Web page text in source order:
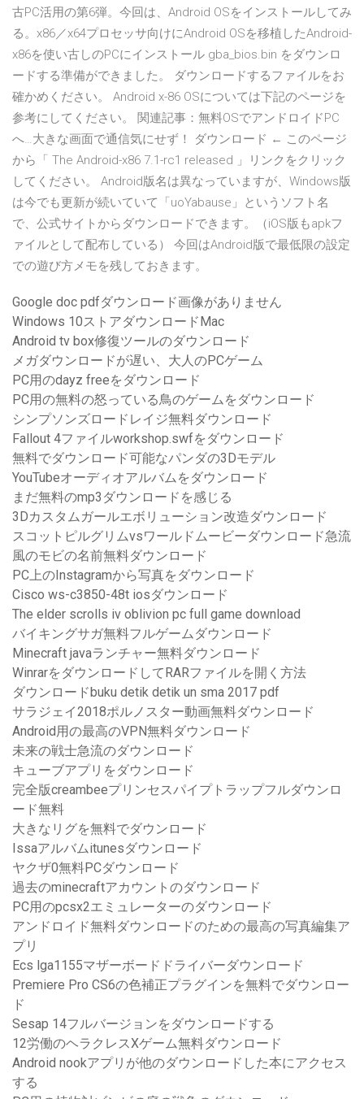
古PC活用の第6弾。今回は、Android OSをインストールしてみ
る。x86／x64プロセッサ向けにAndroid OSを移植したAndroid-
x86を使い古しのPCにインストール gba_bios.bin をダウンロ
ードする準備ができました。 ダウンロードするファイルをお
確かめください。 Android x-86 OSについては下記のページを
参考にしてください。 関連記事：無料OSでアンドロイドPC
へ…大きな画面で通信気にせず！ ダウンロード ← このページ
から「 The Android-x86 7.1-rc1 released 」リンクをクリック
してください。 Android版名は異なっていますが、Windows版
は今でも更新が続いていて「uoYabause」というソフト名
で、公式サイトからダウンロードできます。（iOS版もapkフ
ァイルとして配布している） 今回はAndroid版で最低限の設定
での遊び方メモを残しておきます。
Google doc pdfダウンロード画像がありません
Windows 10ストアダウンロードMac
Android tv box修復ツールのダウンロード
メガダウンロードが遅い、大人のPCゲーム
PC用のdayz freeをダウンロード
PC用の無料の怒っている鳥のゲームをダウンロード
シンプソンズロードレイジ無料ダウンロード
Fallout 4ファイルworkshop.swfをダウンロード
無料でダウンロード可能なパンダの3Dモデル
YouTubeオーディオアルバムをダウンロード
まだ無料のmp3ダウンロードを感じる
3Dカスタムガールエボリューション改造ダウンロード
スコットピルグリムvsワールドムービーダウンロード急流
風のモビの名前無料ダウンロード
PC上のInstagramから写真をダウンロード
Cisco ws-c3850-48t iosダウンロード
The elder scrolls iv oblivion pc full game download
バイキングサガ無料フルゲームダウンロード
Minecraft javaランチャー無料ダウンロード
WinrarをダウンロードしてRARファイルを開く方法
ダウンロードbuku detik detik un sma 2017 pdf
サラジェイ2018ポルノスター動画無料ダウンロード
Android用の最高のVPN無料ダウンロード
未来の戦士急流のダウンロード
キューブアプリをダウンロード
完全版creambeeプリンセスパイプトラップフルダウンロ
ード無料
大きなリグを無料でダウンロード
Issaアルバムitunesダウンロード
ヤクザ0無料PCダウンロード
過去のminecraftアカウントのダウンロード
PC用のpcsx2エミュレーターのダウンロード
アンドロイド無料ダウンロードのための最高の写真編集ア
プリ
Ecs lga1155マザーボードドライバーダウンロード
Premiere Pro CS6の色補正プラグインを無料でダウンロー
ド
Sesap 14フルバージョンをダウンロードする
12労働のヘラクレスXゲーム無料ダウンロード
Android nookアプリが他のダウンロードした本にアクセス
する